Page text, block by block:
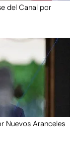
del Canal por
Nuevos Aranceles